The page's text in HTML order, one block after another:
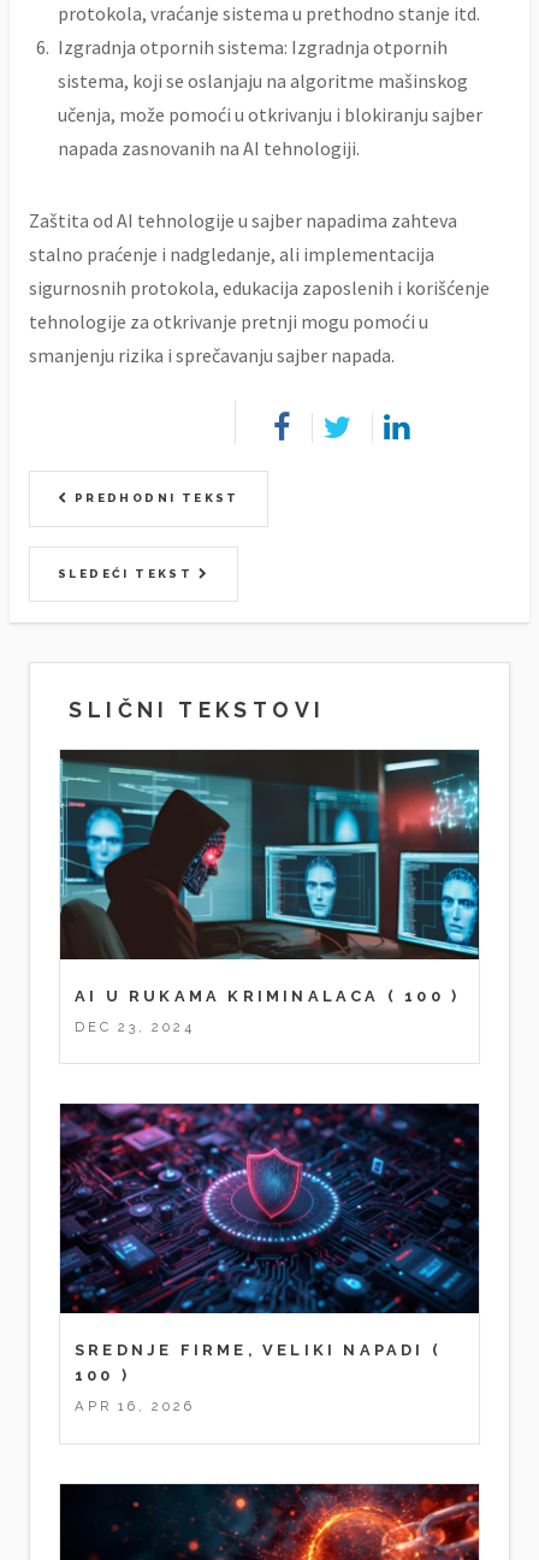
protokola, vraćanje sistema u prethodno stanje itd.
Izgradnja otpornih sistema: Izgradnja otpornih
sistema, koji se oslanjaju na algoritme mašinskog
učenja, može pomoći u otkrivanju i blokiranju sajber
napada zasnovanih na AI tehnologiji.
Zaštita od AI tehnologije u sajber napadima zahteva
stalno praćenje i nadgledanje, ali implementacija
sigurnosnih protokola, edukacija zaposlenih i korišćenje
tehnologije za otkrivanje pretnji mogu pomoći u
smanjenju rizika i sprečavanju sajber napada.
PREDHODNI TEKST
SLEDEĆI TEKST
SLIČNI TEKSTOVI
AI U RUKAMA KRIMINALACA ( 100 )
DEC 23, 2024
SREDNJE FIRME, VELIKI NAPADI
(
100 )
APR 16, 2026